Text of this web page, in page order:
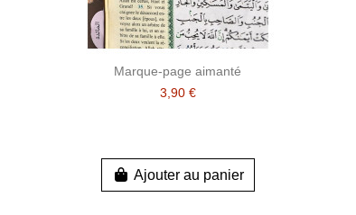
Marque-page aimanté
3,90 €
Ajouter au panier